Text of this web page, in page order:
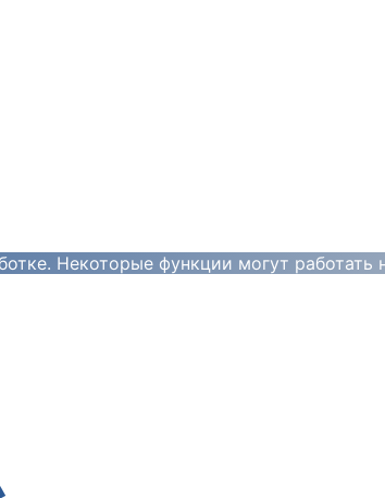
Некоторые функции могут работать